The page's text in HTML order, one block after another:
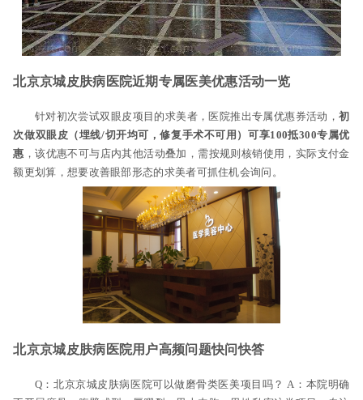
北京京城皮肤病医院近期专属医美优惠活动一览
针对初次尝试双眼皮项目的求美者，医院推出专属优惠券活动，初
次做双眼皮（埋线/切开均可，修复手术不可用）可享100抵300专属优
惠 ，该优惠不可与店内其他活动叠加，需按规则核销使用，实际支付金
额更划算，想要改善眼部形态的求美者可抓住机会询问。
北京京城皮肤病医院用户高频问题快问快答
Q：北京京城皮肤病医院可以做磨骨类医美项目吗？ A：本院明确